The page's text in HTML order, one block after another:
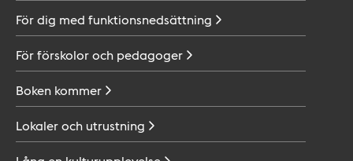
För dig med funktionsnedsättning
För förskolor och pedagoger
Boken kommer
Lokaler och utrustning